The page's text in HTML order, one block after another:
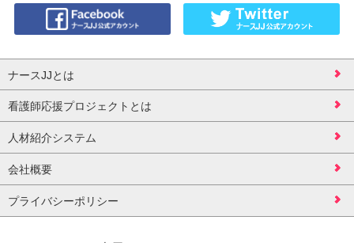
ナースJJとは
看護師応援プロジェクトとは
人材紹介システム
会社概要
プライバシーポリシー